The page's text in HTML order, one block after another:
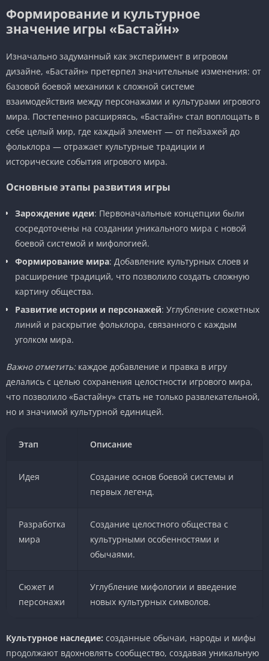
Формирование и культурное
значение игры «Бастайн»
Изначально задуманный как эксперимент в игровом
дизайне, «Бастайн» претерпел значительные изменения: от
базовой боевой механики к сложной системе
взаимодействия между персонажами и культурами игрового
мира. Постепенно расширяясь, «Бастайн» стал воплощать в
себе целый мир, где каждый элемент — от пейзажей до
фольклора — отражает культурные традиции и
исторические события игрового мира.
Основные этапы развития игры
Зарождение идеи: Первоначальные концепции были
сосредоточены на создании уникального мира с новой
боевой системой и мифологией.
Формирование мира: Добавление культурных слоев и
расширение традиций, что позволило создать сложную
картину общества.
Развитие истории и персонажей: Углубление сюжетных
линий и раскрытие фольклора, связанного с каждым
уголком мира.
Важно отметить:каждое добавление и правка в игру
делались с целью сохранения целостности игрового мира,
что позволило «Бастайну» стать не только развлекательной,
но и значимой культурной единицей.
Этап Описание
Идея
Создание основ боевой системы и
первых легенд.
Разработка
мира
Создание целостного общества с
культурными особенностями и
обычаями.
Сюжет и
персонажи
Углубление мифологии и введение
новых культурных символов.
Культурное наследие: созданные обычаи, народы и мифы
продолжают вдохновлять сообщество, создавая уникальную